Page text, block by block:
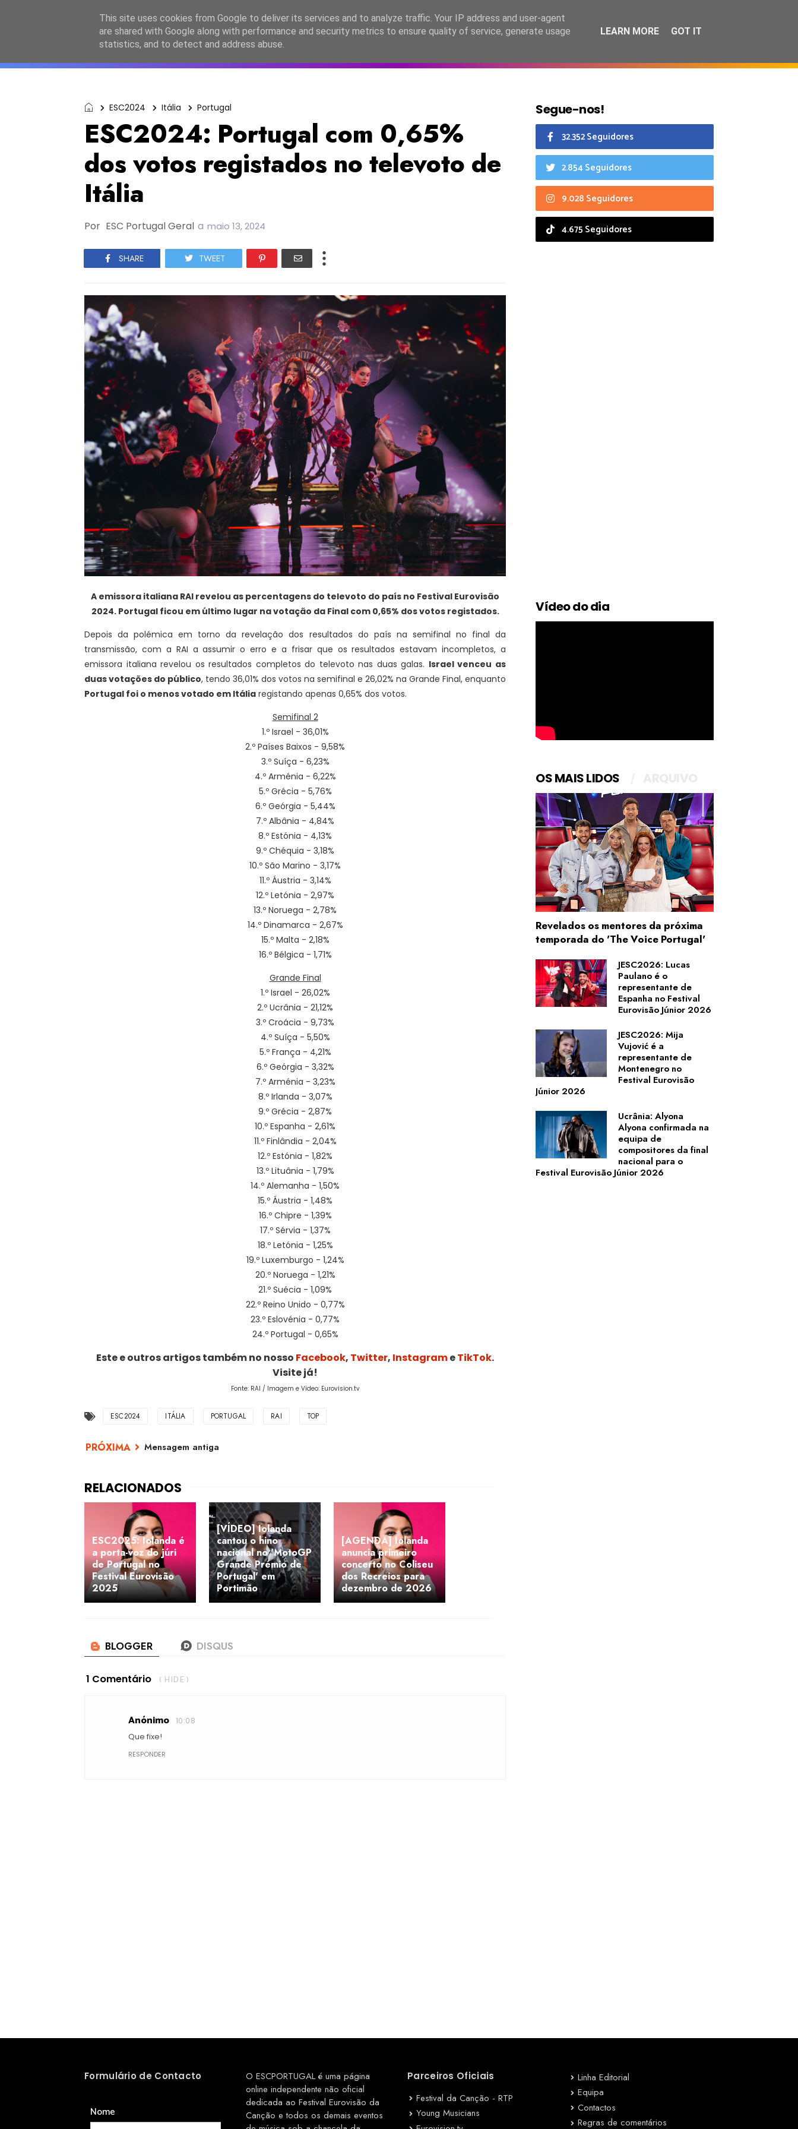
ESC2027 JESC2026 FC2026 EASC2026 PORTUGAL LANÇAMENTOS ESPECIAIS CALENDÁRIO
ESC2024 Itália Portugal
ESC2024: Portugal com 0,65%
dos votos registados no televoto de
Itália
Por ESC Portugal Geral a maio 13, 2024
SHARE TWEET
A emissora italiana RAI revelou as percentagens do televoto do país no Festival Eurovisão
2024. Portugal ficou em último lugar na votação da Final com 0,65% dos votos registados.
Depois da polémica em torno da revelação dos resultados do país na semifinal no final da
transmissão, com a RAI a assumir o erro e a frisar que os resultados estavam incompletos, a
emissora italiana revelou os resultados completos do televoto nas duas galas. Israel venceu as
duas votações do público, tendo 36,01% dos votos na semifinal e 26,02% na Grande Final, enquanto
Portugal foi o menos votado em Itália registando apenas 0,65% dos votos.
Semifinal 2
1.º Israel - 36,01%
2.º Países Baixos - 9,58%
3.º Suíça - 6,23%
4.º Arménia - 6,22%
5.º Grécia - 5,76%
6.º Geórgia - 5,44%
7.º Albânia - 4,84%
8.º Estónia - 4,13%
9.º Chéquia - 3,18%
10.º São Marino - 3,17%
11.º Áustria - 3,14%
12.º Letónia - 2,97%
13.º Noruega - 2,78%
14.º Dinamarca - 2,67%
15.º Malta - 2,18%
16.º Bélgica - 1,71%
Grande Final
1.º Israel - 26,02%
2.º Ucrânia - 21,12%
3.º Croácia - 9,73%
4.º Suíça - 5,50%
5.º França - 4,21%
6.º Geórgia - 3,32%
7.º Arménia - 3,23%
8.º Irlanda - 3,07%
9.º Grécia - 2,87%
10.º Espanha - 2,61%
11.º Finlândia - 2,04%
12.º Estónia - 1,82%
13.º Lituânia - 1,79%
14.º Alemanha - 1,50%
15.º Áustria - 1,48%
16.º Chipre - 1,39%
17.º Sérvia - 1,37%
18.º Letónia - 1,25%
19.º Luxemburgo - 1,24%
20.º Noruega - 1,21%
21.º Suécia - 1,09%
22.º Reino Unido - 0,77%
23.º Eslovénia - 0,77%
24.º Portugal - 0,65%
Este e outros artigos também no nosso Facebook, Twitter, InstagrameTikTok.
Visite já!
Fonte: RAI / Imagem e Vídeo: Eurovision.tv
ESC2024 ITÁLIA PORTUGAL RAI TOP
Mensagem antiga
ESC2025: Iolanda é
a porta-voz do júri
de Portugal no
Festival Eurovisão
2025
[VÍDEO] Iolanda
cantou o hino
nacional no 'MotoGP
Grande Prémio de
Portugal' em
Portimão
[AGENDA] Iolanda
anuncia primeiro
concerto no Coliseu
dos Recreios para
dezembro de 2026
1 Comentário ( HIDE )
Anónimo 10:08
Que fixe!
RESPONDER
Segue-nos!
32.352 Seguidores
2.854 Seguidores
9.028 Seguidores
4.675 Seguidores
Vídeo do dia
OS MAIS LIDOS
Revelados os mentores da próxima
temporada do 'The Voice Portugal'
JESC2026: Lucas
Paulano é o
representante de
Espanha no Festival
Eurovisão Júnior 2026
JESC2026: Mija
Vujović é a
representante de
Montenegro no
Festival Eurovisão
Júnior 2026
Ucrânia: Alyona
Alyona confirmada na
equipa de
compositores da final
nacional para o
Festival Eurovisão Júnior 2026
Formulário de Contacto
Nome
O ESCPORTUGAL é uma página
online independente não oficial
dedicada ao Festival Eurovisão da
Canção e todos os demais eventos
Parceiros Oficiais
Festival da Canção - RTP
Young Musicians
Linha Editorial
Equipa
Contactos
Regras de comentários
This site uses cookies from Google to deliver its services and to analyze traffic. Your IP address and user-agent
are shared with Google along with performance and security metrics to ensure quality of service, generate usage
statistics, and to detect and address abuse.
LEARN MORE GOT IT